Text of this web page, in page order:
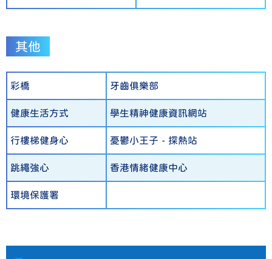
其他
彩橋 牙齒俱樂部
健康生活方式 學生精神健康資訊網站
行樓梯健身心 憂鬱小王子 - 探熱站
跳繩強心 香港情緒健康中心
環境保護署